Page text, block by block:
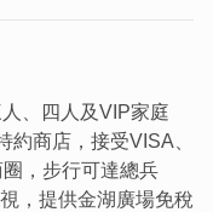
、四人及VIP家庭
約商店，接受VISA、
，步行可達總兵
，提供金湖廣場免稅